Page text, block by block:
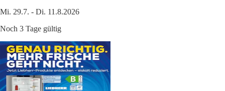
Mi. 29.7. - Di. 11.8.2026
Noch 3 Tage gültig